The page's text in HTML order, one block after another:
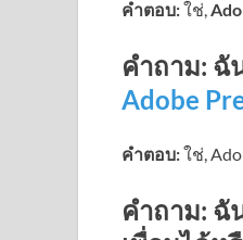
คำตอบ:ใช่,
คำถาม: ฉั
Adobe
คำตอบ:ใช่,
คำถาม: ฉั